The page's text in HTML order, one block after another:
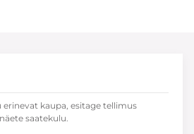
kaupa, esitage tellimus
saatekulu.